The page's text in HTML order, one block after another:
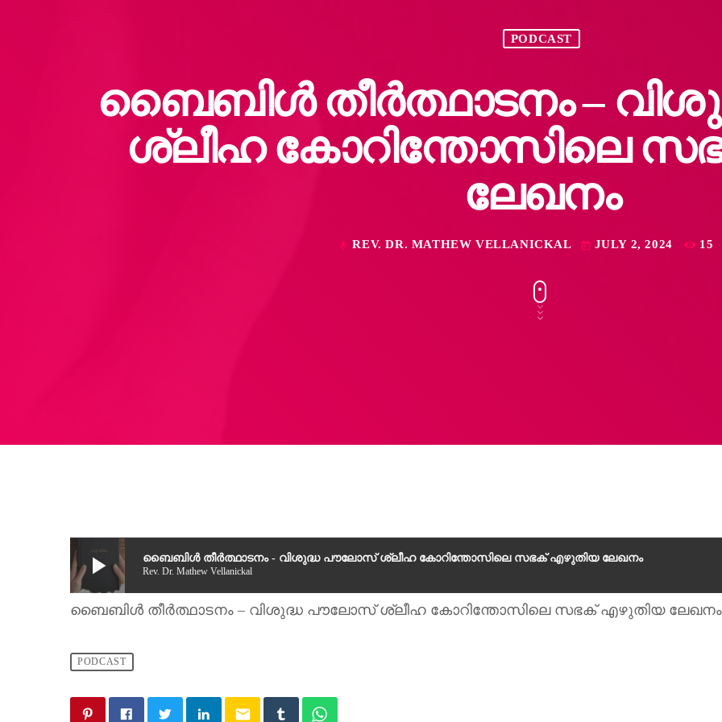
PODCAST
ബൈബിൾ തീർത്ഥാടനം –
ശ്ലീഹ കോറിന്തോസിലെ
ലേഖനം
mic REV. DR. MATHEW VELLANICKAL today JULY 2, 2024 15
play_arrow ബൈബിൾ തീർത്ഥാടനം - വിശുദ്ധ പൗലോസ് ശ്ലീഹ കോറിന്തോസിലെ സഭക് എഴുതിയ ലേഖനം
Rev. Dr. Mathew Vellanickal
ബൈബിൾ തീർത്ഥാടനം – വിശുദ്ധ പൗലോസ് ശ്ലീഹ കോറിന്തോസിലെ സഭക് എഴുതിയ ലേഖനം
PODCAST
email